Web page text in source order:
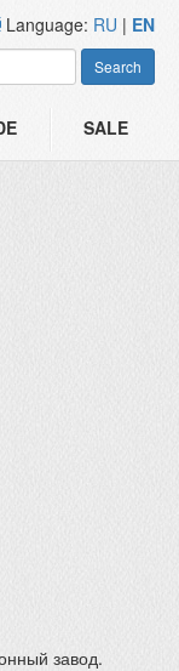
SALE
Language: RU | EN
Search
завод.